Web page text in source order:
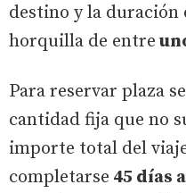
destino y la duración
horquilla de entre
Para reservar plaza
cantidad fija que no
importe total del
completarse 45 días